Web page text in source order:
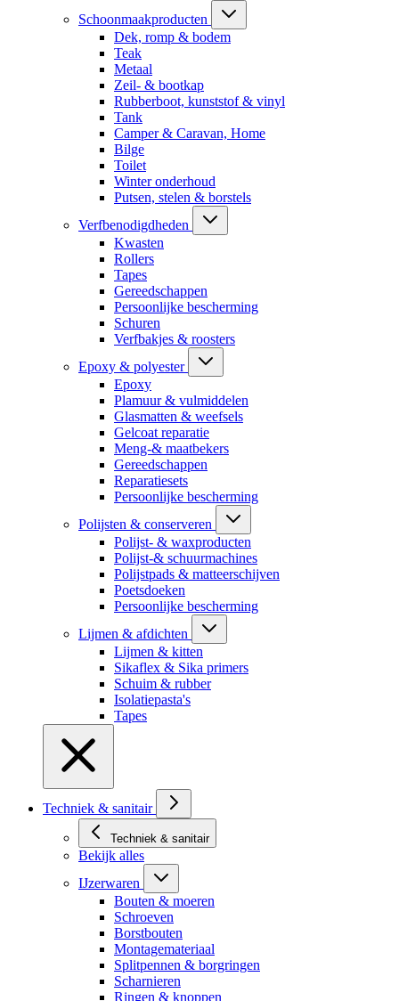
Schoonmaakproducten
Dek, romp & bodem
Teak
Metaal
Zeil- & bootkap
Rubberboot, kunststof & vinyl
Tank
Camper & Caravan, Home
Bilge
Toilet
Winter onderhoud
Putsen, stelen & borstels
Verfbenodigdheden
Kwasten
Rollers
Tapes
Gereedschappen
Persoonlijke bescherming
Schuren
Verfbakjes & roosters
Epoxy & polyester
Epoxy
Plamuur & vulmiddelen
Glasmatten & weefsels
Gelcoat reparatie
Meng-& maatbekers
Gereedschappen
Reparatiesets
Persoonlijke bescherming
Polijsten & conserveren
Polijst- & waxproducten
Polijst-& schuurmachines
Polijstpads & matteerschijven
Poetsdoeken
Persoonlijke bescherming
Lijmen & afdichten
Lijmen & kitten
Sikaflex & Sika primers
Schuim & rubber
Isolatiepasta's
Tapes
Techniek & sanitair
Techniek & sanitair
Bekijk alles
IJzerwaren
Bouten & moeren
Schroeven
Borstbouten
Montagemateriaal
Splitpennen & borgringen
Scharnieren
Ringen & knoppen